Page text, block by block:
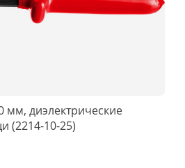
мм, диэлектрические
(2214-10-25)